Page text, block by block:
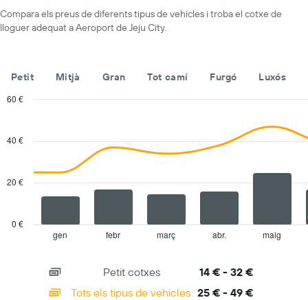
de
lloguer
X
que
companyies
de
lloguer
El
eix
mostra
lloguer
Compara els preus de diferents tipus de vehicles i troba el cotxe de
lloguer adequat a Aeroport de Jeju City.
Petit Mitjà Gran Tot camí Furgó Luxós
with
has
categories.
gen febr març abr. maig
0 €
20 €
40 €
60 €
Petit cotxes
14 € - 32 €
Tots els tipus de vehicles 25 € - 49 €